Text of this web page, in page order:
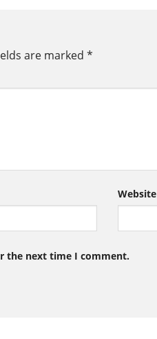
are marked *
Website
the next time I comment.